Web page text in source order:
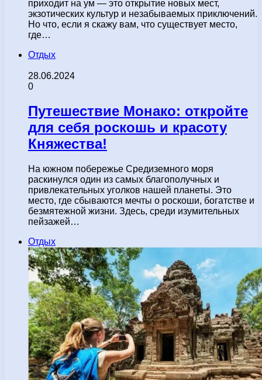
приходит на ум — это открытие новых мест,
экзотических культур и незабываемых приключений.
Но что, если я скажу вам, что существует место,
где…
Отдых
28.06.2024
0
Путешествие Монако: откройте
для себя роскошь и красоту
Княжества!
На южном побережье Средиземного моря
раскинулся один из самых благополучных и
привлекательных уголков нашей планеты. Это
место, где сбываются мечты о роскоши, богатстве и
безмятежной жизни. Здесь, среди изумительных
пейзажей…
Отдых